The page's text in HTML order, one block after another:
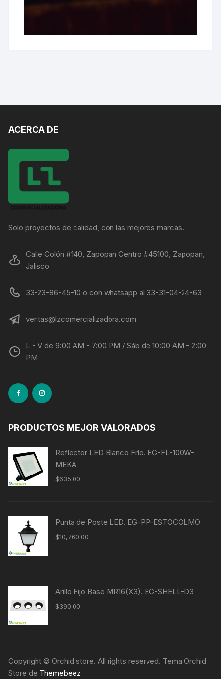
ACERCA DE
Solo proyectos de calidad, con las mejores marcas.
Calle Colón #140, Zapopan Centro #45100, Zapopan,
Jalisco
33-23-86-45-10 o con whatsapp al 33-31-04-24-63
ventas@lzcomercializadora.com
L - V de 9:00 AM - 7:00 PM / Sáb de 10:00 AM - 2:00
PM
PRODUCTOS MEJOR VALORADOS
Reflector LED Blanco Frío. EG-FL-100W-
MEKA
$635.00
Punta de Poste LED. EG-PP-ESTOCOLMO
$10,760.00
Arillo Fijo Base MR16(X3). EG-SHELL-D3
$390.00
Copyright © Orchid store. All rights reserved. Tema Orchid
Store de Themebeez